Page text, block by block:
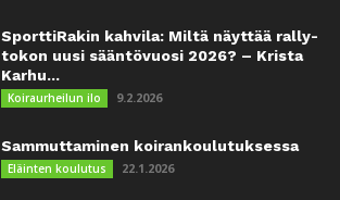
SporttiRakin kahvila: Miltä näyttää rally-
tokon uusi sääntövuosi 2026? – Krista
Karhu...
Koiraurheilun ilo 9.2.2026
Sammuttaminen koirankoulutuksessa
Eläinten koulutus 22.1.2026